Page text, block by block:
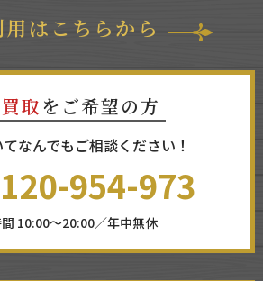
用はこちらから
取 をご希望の方
なんでもご相談ください！
954-973
10:00～20:00／年中無休